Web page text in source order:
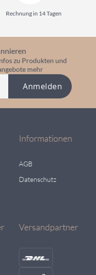
Rechnung in 14 Tagen
zu Produkten und
mehr
Anmelden
Informationen
AGB
Datenschutz
Versandpartner